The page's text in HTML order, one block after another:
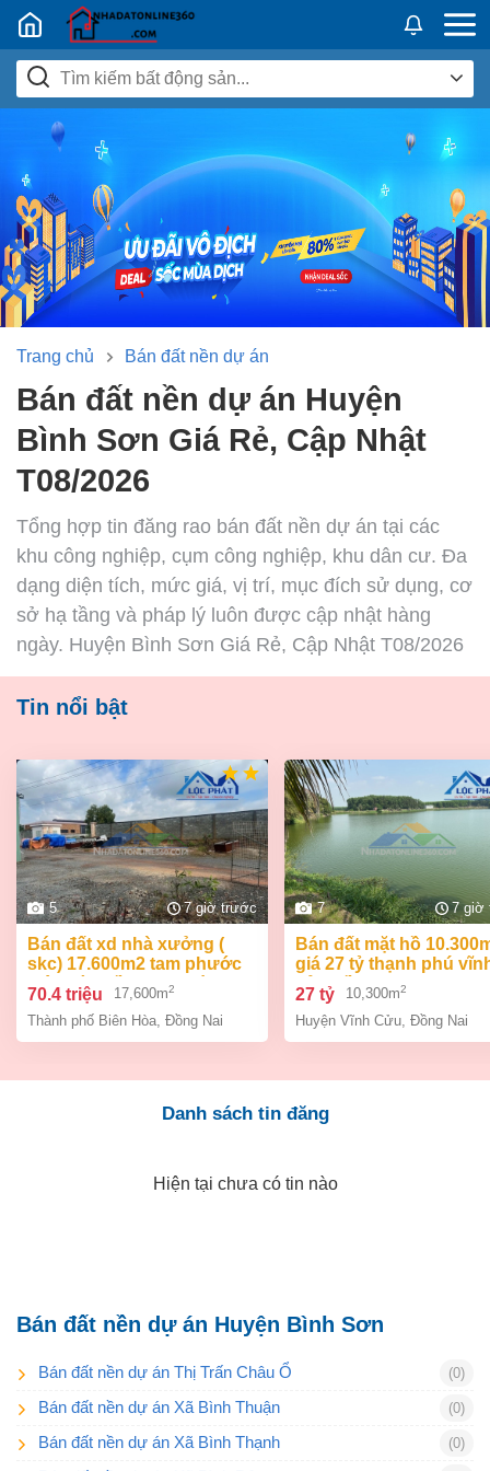
Nhadatban24h.vn
Trang chủ Bán đất nền dự án
Bán đất nền dự án Huyện
Bình Sơn Giá Rẻ, Cập Nhật
T08/2026
Tổng hợp tin đăng rao bán đất nền dự án tại các
khu công nghiệp, cụm công nghiệp, khu dân cư. Đa
dạng diện tích, mức giá, vị trí, mục đích sử dụng, cơ
sở hạ tầng và pháp lý luôn được cập nhật hàng
ngày. Huyện Bình Sơn Giá Rẻ, Cập Nhật T08/2026
Tin nổi bật
5 7 giờ trước
bán đất xd nhà xưởng (
skc) 17.600m2 tam phước
biên hòa đồng nai giá 70,4
tỷ
70.4 triệu 17,600m2
Thành phố Biên Hòa Đồng Nai
7 7 giờ
bán đất mặt hồ 10.300m2
giá 27 tỷ thạnh phú
cửu đồng nai.
27 tỷ 10,300m2
Huyện Vĩnh Cửu Đồng Nai
Danh sách tin đăng
Hiện tại chưa có tin nào
Bán đất nền dự án Huyện Bình Sơn
Bán đất nền dự án Thị Trấn Châu Ổ (0)
Bán đất nền dự án Xã Bình Thuận (0)
Bán đất nền dự án Xã Bình Thạnh (0)